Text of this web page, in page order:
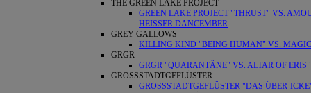
THE GREEN LAKE PROJECT
GREEN LAKE PROJECT "THRUST" VS.
HEISSER DANCEMBER
GREY GALLOWS
KILLING KIND "BEING HUMAN" VS. MAGIC
GRGR
GRGR "QUARANTÄNE" VS. ALTAR OF
GROSSSTADTGEFLÜSTER
GROSSSTADTGEFLÜSTER "DAS ÜBER-